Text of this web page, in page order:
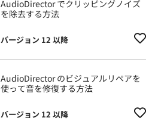
AudioDirector でクリッピングノイズ
を除去する方法
バージョン 12 以降
AudioDirector のビジュアルリペアを
使って音を修復する方法
バージョン 12 以降